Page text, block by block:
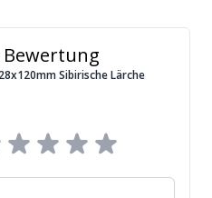
Bewertung
Sibirische Lärche